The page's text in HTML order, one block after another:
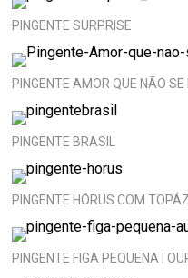
PINGENTE SURPRISE
PINGENTE AMOR QUE NÃO SE
PINGENTE BRASIL
PINGENTE HÓRUS COM
PINGENTE FIGA PEQUENA |